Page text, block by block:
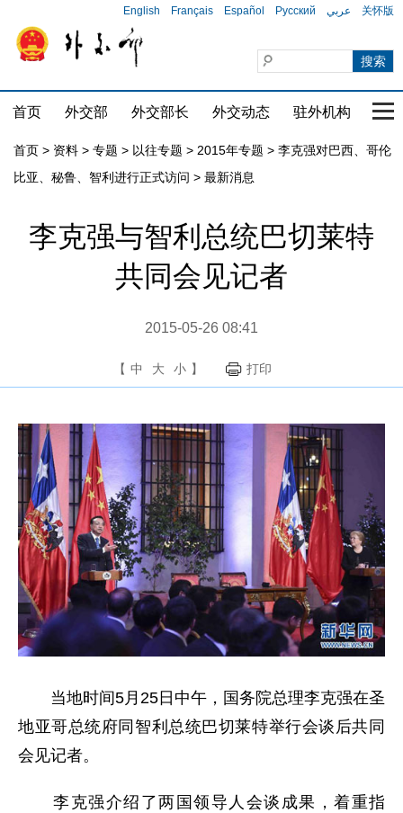
English Français Español Русский عربي 关怀版
首页 外交部 外交部长 外交动态 驻外机构 国
首页 > 资料 > 专题 > 以往专题 > 2015年专题 > 李克强对巴西、哥伦
比亚、秘鲁、智利进行正式访问 > 最新消息
李克强与智利总统巴切莱特
共同会见记者
2015-05-26 08:41
【 中 大 小 】 打印
当地时间5月25日中午，国务院总理李克强在圣
地亚哥总统府同智利总统巴切莱特举行会谈后共同
会见记者。
李克强介绍了两国领导人会谈成果，着重指